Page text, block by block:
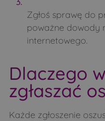
Zgłoś sprawę do
poważne dowody
internetowego.
Dlaczego
zgłaszać
Każde zgłoszenie